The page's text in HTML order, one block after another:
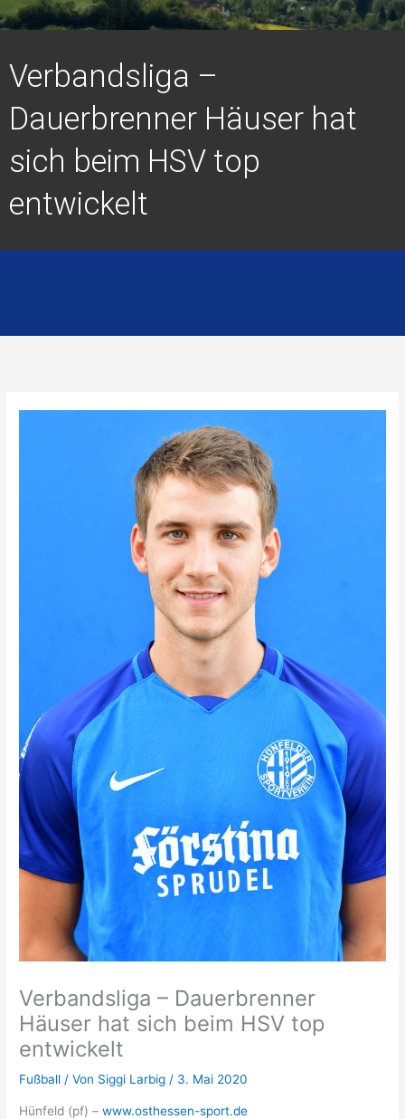
Verbandsliga –
Dauerbrenner Häuser hat
sich beim HSV top
entwickelt
Verbandsliga – Dauerbrenner
Häuser hat sich beim HSV top
entwickelt
Fußball / Von Siggi Larbig / 3. Mai 2020
Hünfeld (pf) –www.osthessen-sport.de